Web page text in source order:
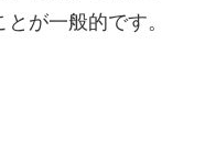
が一般的です。